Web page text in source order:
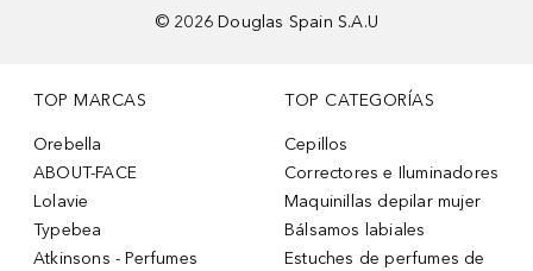
© 2026 Douglas Spain S.A.U
TOP MARCAS
Orebella
ABOUT-FACE
Lolavie
Typebea
Atkinsons - Perfumes
TOP CATEGORÍAS
Cepillos
Correctores e Iluminadores
Maquinillas depilar mujer
Bálsamos labiales
Estuches de perfumes de